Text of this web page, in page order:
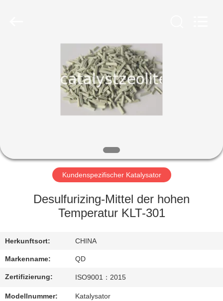
PRODUKTE
FABRIK-
AUSFLUG
QUALITÄTSKONTROLLE
TRETEN
SIE
MIT
UNS
Kundenspezifischer Katalysator
Desulfurizing-Mittel der hohen
Temperatur KLT-301
Herkunftsort: CHINA
Markenname: QD
Zertifizierung: ISO9001：2015
Modellnummer: Katalysator